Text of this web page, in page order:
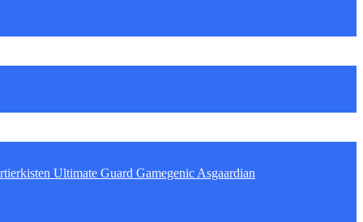
Ultimate Guard Gamegenic Asgaardian